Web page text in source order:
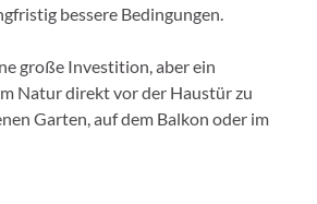
bessere Bedingungen.
große Investition, aber ein
Natur direkt vor der Haustür zu
Garten, auf dem Balkon oder im